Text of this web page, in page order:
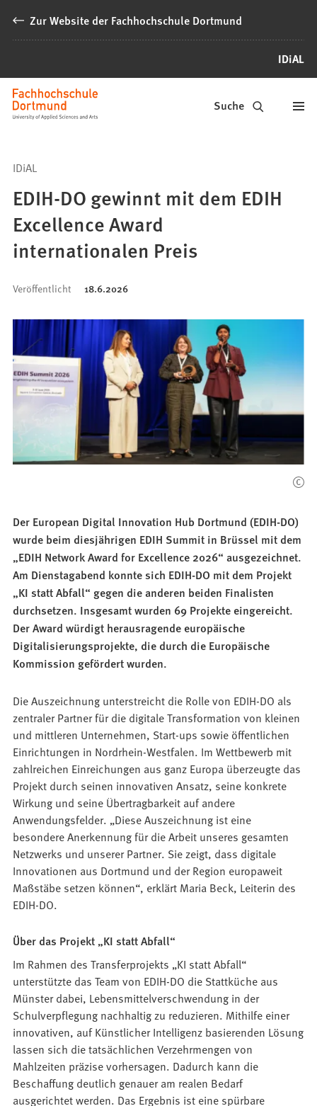
Inhalt anspringen
Zur Website der Fachhochschule Dortmund
IDiAL
IDiAL
–
für
die
Digitalisierung
von
Arbeits-
Lebenswelten
Suche
IDiAL
EDIH-DO gewinnt mit dem EDIH
Excellence Award
internationalen Preis
Veröffentlicht 18.6.2026
Der European Digital Innovation Hub Dortmund (EDIH-DO)
wurde beim diesjährigen EDIH Summit in Brüssel mit dem
„EDIH Network Award for Excellence 2026“ ausgezeichnet.
Am Dienstagabend konnte sich EDIH-DO mit dem Projekt
„KI statt Abfall“ gegen die anderen beiden Finalisten
durchsetzen. Insgesamt wurden 69 Projekte eingereicht.
Der Award würdigt herausragende europäische
Digitalisierungsprojekte, die durch die Europäische
Kommission gefördert wurden.
Die Auszeichnung unterstreicht die Rolle von EDIH-DO als
zentraler Partner für die digitale Transformation von kleinen
und mittleren Unternehmen, Start-ups sowie öffentlichen
Einrichtungen in Nordrhein-Westfalen. Im Wettbewerb mit
zahlreichen Einreichungen aus ganz Europa überzeugte das
Projekt durch seinen innovativen Ansatz, seine konkrete
Wirkung und seine Übertragbarkeit auf andere
Anwendungsfelder. „Diese Auszeichnung ist eine
besondere Anerkennung für die Arbeit unseres gesamten
Netzwerks und unserer Partner. Sie zeigt, dass digitale
Innovationen aus Dortmund und der Region europaweit
Maßstäbe setzen können“, erklärt Maria Beck, Leiterin des
EDIH-DO.
Über das Projekt „KI statt Abfall“
Im Rahmen des Transferprojekts „KI statt Abfall“
unterstützte das Team von EDIH-DO die Stattküche aus
Münster dabei, Lebensmittelverschwendung in der
Schulverpflegung nachhaltig zu reduzieren. Mithilfe einer
innovativen, auf Künstlicher Intelligenz basierenden Lösung
lassen sich die tatsächlichen Verzehrmengen von
Mahlzeiten präzise vorhersagen. Dadurch kann die
Beschaffung deutlich genauer am realen Bedarf
ausgerichtet werden. Das Ergebnis ist eine spürbare